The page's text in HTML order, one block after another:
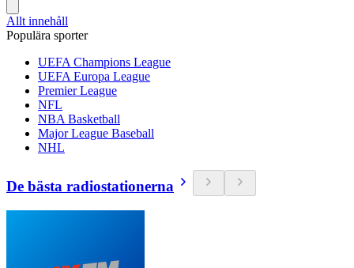
Allt innehåll
Populära sporter
UEFA Champions League
UEFA Europa League
Premier League
NFL
NBA Basketball
Major League Baseball
NHL
De bästa radiostationerna